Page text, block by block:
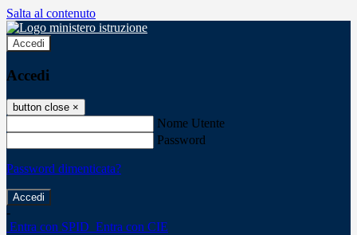
Salta al contenuto
Accedi
Accedi
button close ×
Nome Utente
Password
Password dimenticata?
-
Entra con SPID Entra con CIE